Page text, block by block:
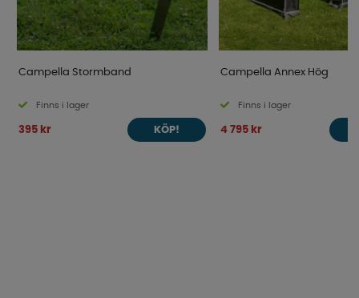
Campella Stormband
Finns i lager
395 kr KÖP!
Campella Annex Hög
Finns i lager
4 795 kr